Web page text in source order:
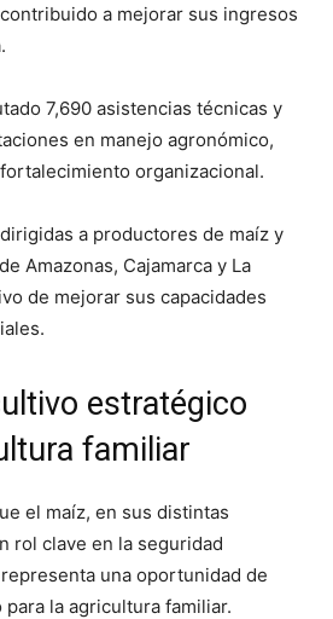
a mejorar sus ingresos
7,690 asistencias técnicas y
en manejo agronómico,
organizacional.
a productores de maíz y
Amazonas, Cajamarca y La
de mejorar sus capacidades
estratégico
familiar
el maíz, en sus distintas
rol clave en la seguridad
una oportunidad de
la agricultura familiar.